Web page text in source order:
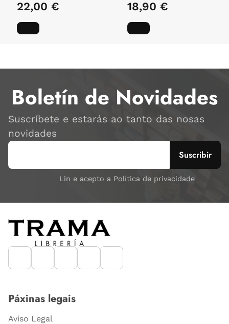
22,00 € 18,90 €
Boletín de Novidades
Suscríbete e estarás ao tanto das nosas
novidades
Lin e acepto a Política de privacidade
Páxinas legais
Aviso Legal